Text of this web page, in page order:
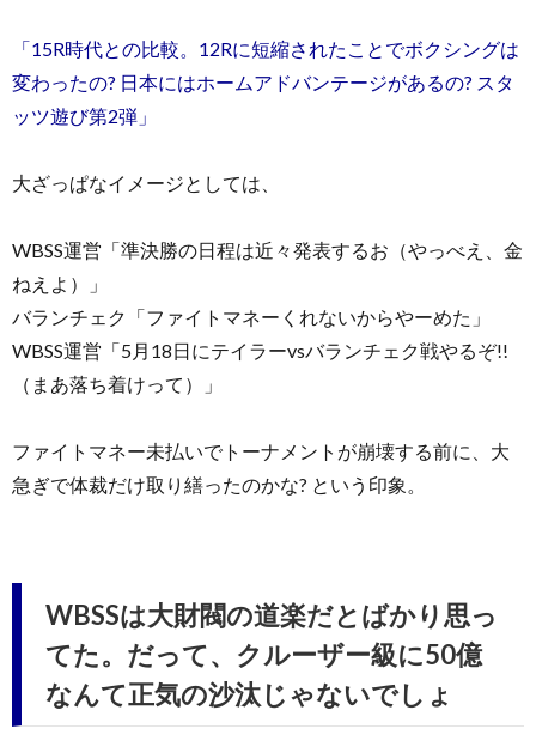
「15R時代との比較。12Rに短縮されたことでボクシングは
変わったの? 日本にはホームアドバンテージがあるの? スタ
ッツ遊び第2弾」
大ざっぱなイメージとしては、
WBSS運営「準決勝の日程は近々発表するお（やっべえ、金
ねえよ）」
バランチェク「ファイトマネーくれないからやーめた」
WBSS運営「5月18日にテイラーvsバランチェク戦やるぞ!!
（まあ落ち着けって）」
ファイトマネー未払いでトーナメントが崩壊する前に、大
急ぎで体裁だけ取り繕ったのかな? という印象。
WBSSは大財閥の道楽だとばかり思っ
てた。だって、クルーザー級に50億
なんて正気の沙汰じゃないでしょ